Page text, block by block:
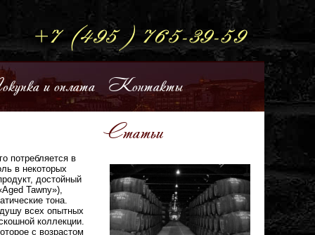
и оплата Контакты
потребляется в
в некоторых
достойный
Tawny»),
тона.
всех опытных
коллекции.
с возрастом
Статьи